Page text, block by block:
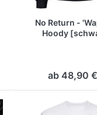
No Return -
Hoody
ab 48,90